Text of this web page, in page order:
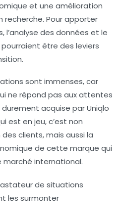
et une amélioration
Pour apporter
des données et le
être des leviers
sont immenses, car
ne répond pas aux attentes
acquise par Uniqlo
est en jeu, c’est non
clients, mais aussi la
de cette marque qui
marché international.